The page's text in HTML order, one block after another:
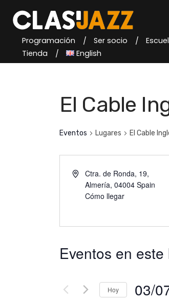
content
Programación Ser socio
Tienda
English
El Cable
Eventos Lugares El Cable
Ctra. de Ronda, 19,
Almería, 04004 Spain
Cómo llegar
Eventos en este
Hoy 03/